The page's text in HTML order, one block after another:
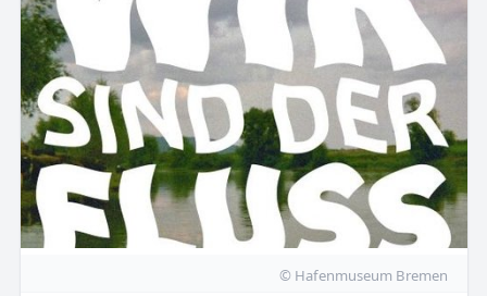
© Hafenmuseum Bremen